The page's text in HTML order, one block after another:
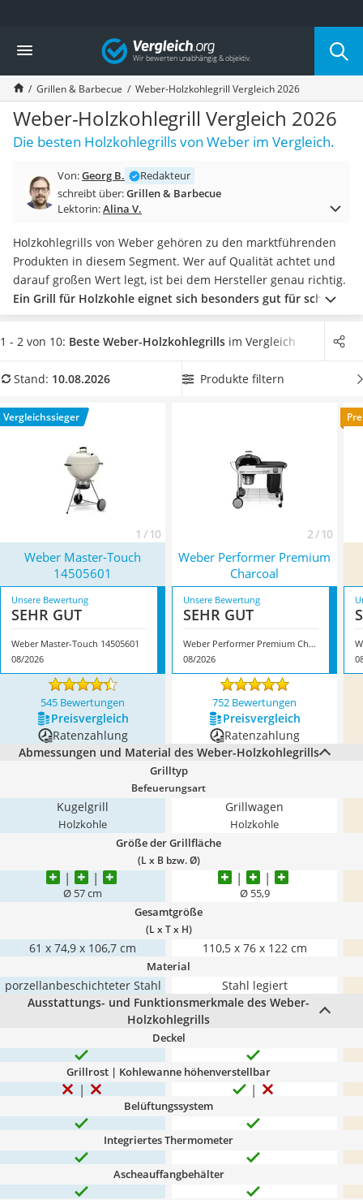
Die beliebtesten Vergleiche nach Kategorie
Baumarkt
Tresor feuerfest
Makita-Akku-Rasenmäher
Kappsäge
Smartes Türschloss
Akku-Rasentrimmer
Feuchtigkeitsmessgerät
Split-Klimaanlage 2 Innengeräte
Pelletofen
Tiefbrunnenpumpe
Fliesenschneider
Hochdruckreiniger
Doppelschleifer
Überwachungskamera
Benzinrasenmäher mit Elektrostart
Löschdecke
Winterharte Palmen
Gasdurchlauferhitzer
Vergleich
Grillen & Barbecue Weber-Holzkohlegrill Vergleich 2026
Weber-Holzkohlegrill Vergleich 2026
Die besten Holzkohlegrills von Weber im Vergleich.
Von:Georg B.
Redakteur
schreibt über:Grillen & Barbecue
Lektorin:Alina V.
Holzkohlegrills von Weber gehören zu den marktführenden
Produkten in diesem Segment. Wer auf Qualität achtet und
darauf großen Wert legt, ist bei dem Hersteller genau richtig.
Ein Grill für Holzkohle eignet sich besonders gut für schöne
Sommerabende im Garten mit der Familie. AufGrillkohle
zubereitetes Essen schmeckt laut diversen Tests im Internet
rauchigen Touch.
Wählen Sie jetzt einen Weber-
Vergleichstabelle, um einwandfreie Gerichte zu zaubern.
Überzeugt hat uns hier im August 2026 besonders das
Weber Master-Touch 14505601
mit seinen
Eigenschaften.
1 - 2 von 10: Beste Weber-Holzkohlegrills im Vergleich
Stand: 10.08.2026 Produkte filtern
Vergleichssieger
1 / 10 2 / 10
Weber Master-Touch
14505601
Weber Performer Premium
Charcoal
Unsere Bewertung
SEHR GUT
Weber Master-Touch 14505601
08/2026
Unsere Bewertung
SEHR GUT
Weber Performer Premium Charcoal
08/2026
545 Bewertungen 752 Bewertungen
Preis­vergleich
Preis­vergleich
Ratenzahlung
Ratenzahlung
Abmessungen und Material des Weber-Holzkohlegrills
Grilltyp
Befeuerungsart
Kugelgrill
Holzkohle
Grillwagen
Holzkohle
Größe der Grillfläche
(L x B bzw. Ø)
Ø 57 cm Ø 55,9
Gesamtgröße
(L x T x H)
61 x 74,9 x 106,7 cm 110,5 x 76 x 122 cm
Material
porzellanbeschichteter Stahl
Stahl legiert
Ausstattungs- und Funktionsmerkmale des Weber-
Holzkohlegrills
Deckel
Grillrost | Kohlewanne höhenverstellbar
Belüftungssystem
Integriertes Thermometer
Ascheauffangbehälter